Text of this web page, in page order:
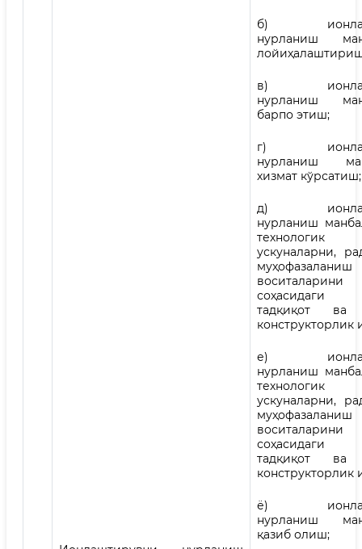
б)
нурланиш
в)
нурланиш
барпо этиш;
г)
нурланиш
хизмат кўрсатиш;
д)
нурланиш
ускуналарни,
муҳофазаланиш
тадқиқот ва
конструкторлик
е)
нурланиш
ускуналарни,
муҳофазаланиш
воситаларини
тадқиқот ва
конструкторлик
ё)
нурланиш
қазиб олиш;